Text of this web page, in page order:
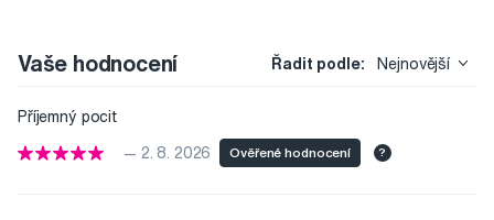
Vaše hodnocení Řadit podle: Nejnovější
Příjemný pocit
— 2. 8. 2026 Ověřené hodnocení ?